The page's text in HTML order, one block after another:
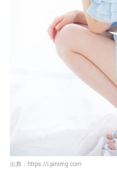
出典： https://i.pinimg.com